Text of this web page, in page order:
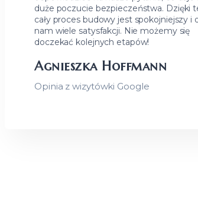
duże poczucie bezpieczeństwa. Dzięki
cały proces budowy jest spokojniejszy i
nam wiele satysfakcji. Nie możemy się
doczekać kolejnych etapów!
Agnieszka Hoffmann
Opinia z wizytówki Google